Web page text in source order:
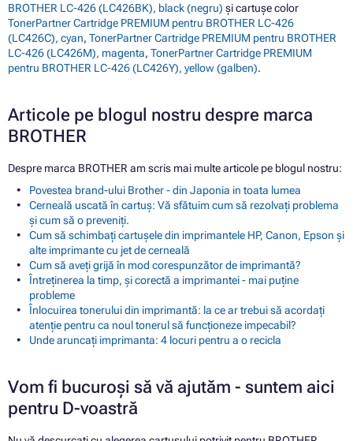
BROTHER LC-426 (LC426BK), black (negru) și cartușe color
TonerPartner Cartridge PREMIUM pentru BROTHER LC-426
(LC426C), cyan, TonerPartner Cartridge PREMIUM pentru BROTHER
LC-426 (LC426M), magenta, TonerPartner Cartridge PREMIUM
pentru BROTHER LC-426 (LC426Y), yellow (galben).
Articole pe blogul nostru despre marca
BROTHER
Despre marca BROTHER am scris mai multe articole pe blogul nostru:
Povestea brand-ului Brother - din Japonia in toata lumea
Cerneală uscată în cartuș: Vă sfătuim cum să rezolvați problema
și cum să o preveniți.
Cum să schimbați cartușele din imprimantele HP, Canon, Epson și
alte imprimante cu jet de cerneală
Cum să aveți grijă în mod corespunzător de imprimantă?
Întreținerea la timp, și corectă a imprimantei - mai puține
probleme
Înlocuirea tonerului din imprimantă: la ce ar trebui să acordați
atenție pentru ca noul tonerul să funcționeze impecabil?
Unde aruncați imprimanta: 4 locuri pentru a o recicla
Vom fi bucuroși să vă ajutăm - suntem aici
pentru D-voastră